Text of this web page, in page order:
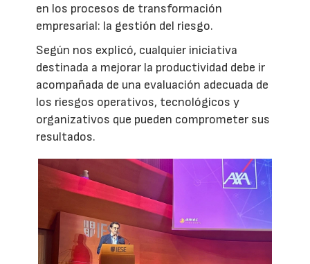
en los procesos de transformación
empresarial: la gestión del riesgo.
Según nos explicó, cualquier iniciativa
destinada a mejorar la productividad debe ir
acompañada de una evaluación adecuada de
los riesgos operativos, tecnológicos y
organizativos que pueden comprometer sus
resultados.